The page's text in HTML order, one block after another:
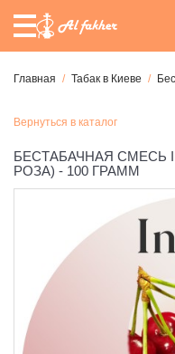
Главная Табак в Киеве
Вернуться в каталог
БЕСТАБАЧНАЯ СМЕСЬ
РОЗА) - 100 ГРАММ